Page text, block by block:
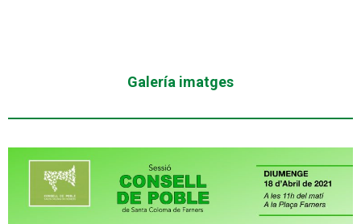
Galería imatges